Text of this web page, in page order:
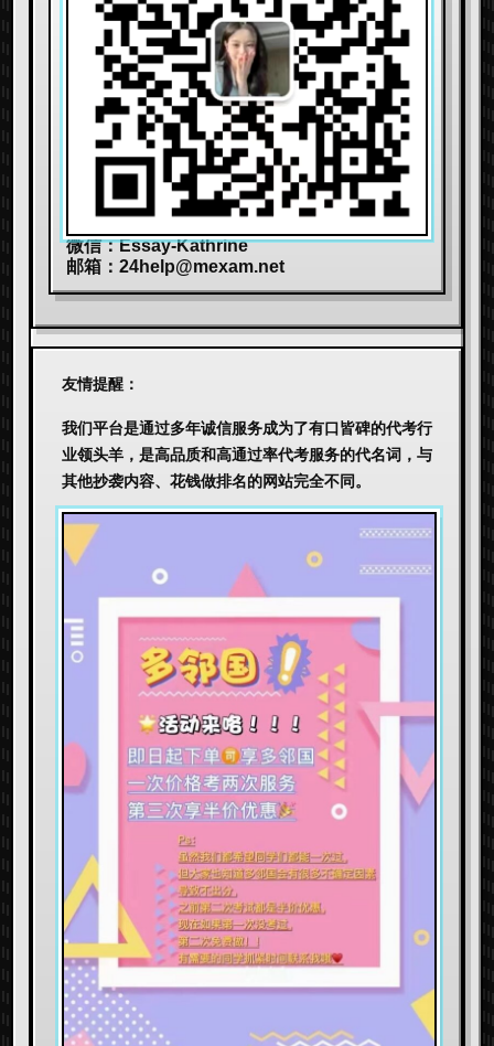
微信：Essay-Kathrine
邮箱： 24help@mexam.net
友情提醒：
我们平台是通过多年诚信服务成为了有口皆碑的代考行
业领头羊，是高品质和高通过率代考服务的代名词，与
其他抄袭内容、花钱做排名的网站完全不同。